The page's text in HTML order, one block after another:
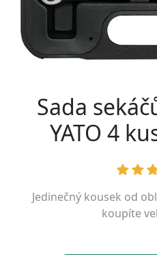
Sada
YATO 4
Jedinečný kousek od
koupíte